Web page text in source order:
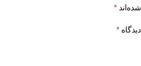
شده‌اند *
دیدگاه *